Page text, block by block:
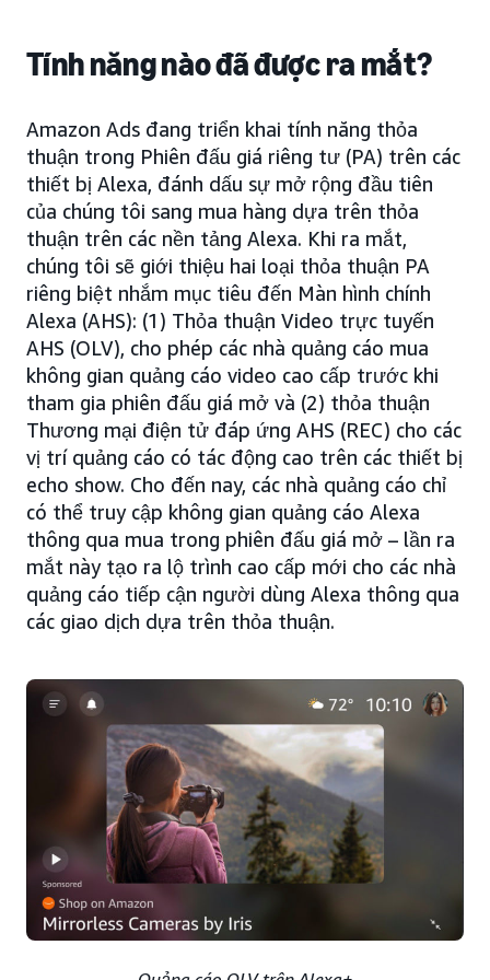
Tính năng nào đã được ra mắt?
Amazon Ads đang triển khai tính năng thỏa
thuận trong Phiên đấu giá riêng tư (PA) trên các
thiết bị Alexa, đánh dấu sự mở rộng đầu tiên
của chúng tôi sang mua hàng dựa trên thỏa
thuận trên các nền tảng Alexa. Khi ra mắt,
chúng tôi sẽ giới thiệu hai loại thỏa thuận PA
riêng biệt nhắm mục tiêu đến Màn hình chính
Alexa (AHS): (1) Thỏa thuận Video trực tuyến
AHS (OLV), cho phép các nhà quảng cáo mua
không gian quảng cáo video cao cấp trước khi
tham gia phiên đấu giá mở và (2) thỏa thuận
Thương mại điện tử đáp ứng AHS (REC) cho các
vị trí quảng cáo có tác động cao trên các thiết bị
echo show. Cho đến nay, các nhà quảng cáo chỉ
có thể truy cập không gian quảng cáo Alexa
thông qua mua trong phiên đấu giá mở – lần ra
mắt này tạo ra lộ trình cao cấp mới cho các nhà
quảng cáo tiếp cận người dùng Alexa thông qua
các giao dịch dựa trên thỏa thuận.